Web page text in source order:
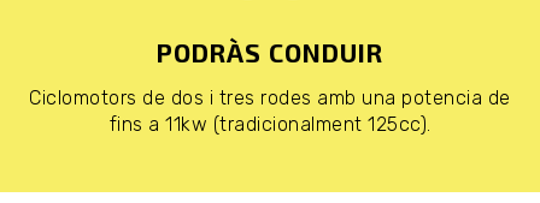
PODRÀS CONDUIR
Ciclomotors de dos i tres rodes amb una potencia de
fins a 11kw (tradicionalment 125cc).